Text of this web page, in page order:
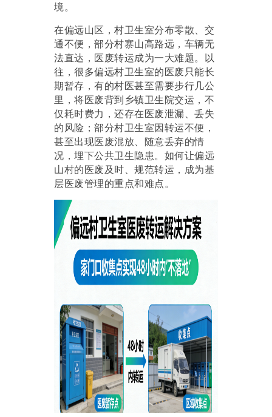
境。
在偏远山区，村卫生室分布零散、交
通不便，部分村寨山高路远，车辆无
法直达，医废转运成为一大难题。以
往，很多偏远村卫生室的医废只能长
期暂存，有的村医甚至需要步行几公
里，将医废背到乡镇卫生院交运，不
仅耗时费力，还存在医废泄漏、丢失
的风险；部分村卫生室因转运不便，
甚至出现医废混放、随意丢弃的情
况，埋下公共卫生隐患。如何让偏远
山村的医废及时、规范转运，成为基
层医废管理的重点和难点。